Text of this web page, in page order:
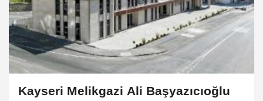
Kayseri Melikgazi Ali Başyazıcıoğlu